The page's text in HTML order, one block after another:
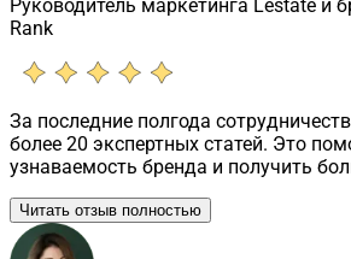
Руководитель маркетинга Lestate и
Rank
За последние полгода
более 20 экспертных статей. Это
узнаваемость бренда и получить
Читать отзыв полностью